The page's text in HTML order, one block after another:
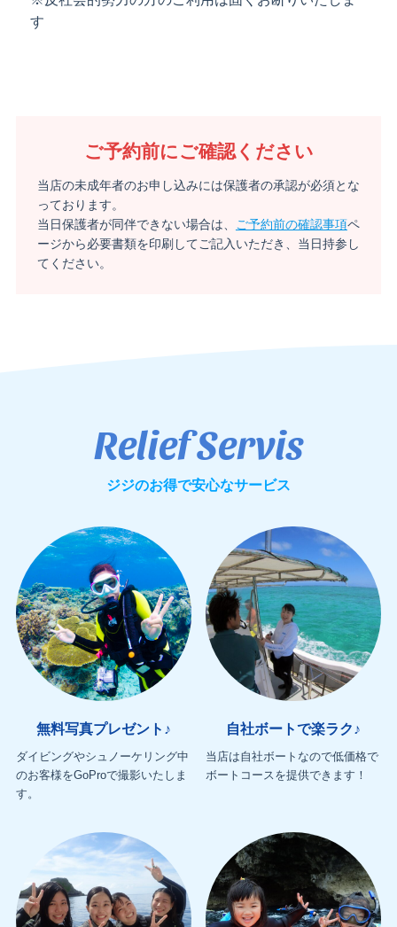
す
ご予約前にご確認ください
当店の未成年者のお申し込みには保護者の承認が必須とな
っております。
当日保護者が同伴できない場合は、
ご予約前の確認事項ペ
ージから必要書類を印刷してご記入いただき、当日持参し
てください。
Relief Servis
ジジのお得で安心なサービス
無料写真プレゼント♪
ダイビングやシュノーケリング中
のお客様をGoProで撮影いたしま
す。
自社ボートで楽ラク♪
当店は自社ボートなので低価格で
ボートコースを提供できます！